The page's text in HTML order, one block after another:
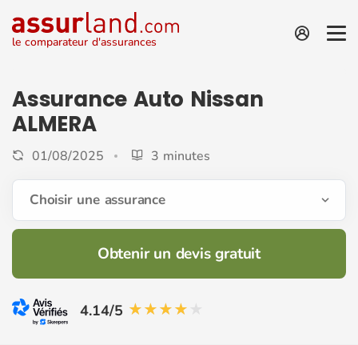
le comparateur d'assurances
Assurance Auto Nissan
ALMERA
01/08/2025 3 minutes
Choisir une assurance
Obtenir un devis gratuit
4.14/5